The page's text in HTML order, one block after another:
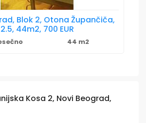
Blok 2, Otona Župančiča,
2.5, 44m2, 700 EUR
44 m2
Kosa 2, Novi Beograd,